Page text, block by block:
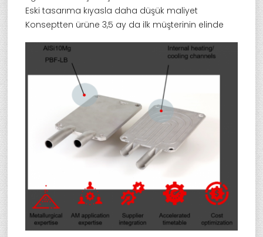
Eski tasarıma kıyasla daha düşük maliyet
Konseptten ürüne 3,5 ay da ilk müşterinin elinde